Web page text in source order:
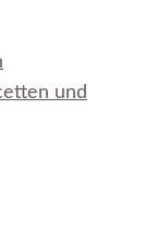
und